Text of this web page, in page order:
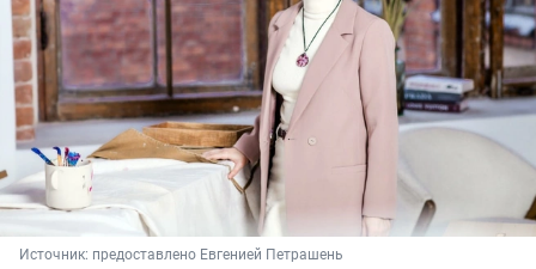
Источник: предоставлено Евгенией Петрашень